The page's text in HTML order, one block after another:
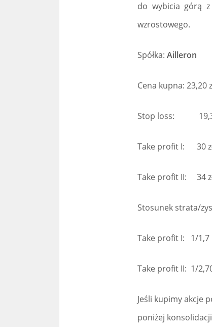
do wybicia górą
wzrostowego.
Spółka: Ailleron
Cena kupna: 23,20
Stop loss: 19,35
Take profit I: 30
Take profit II: 34
Stosunek strata/
Take profit I: 1/1,7
Take profit II: 1/
Jeśli kupimy akcje
poniżej